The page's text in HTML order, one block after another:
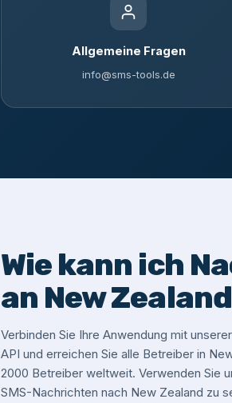
Allgemeine Fragen
info@sms-tools.de
Wie kann ich
an New
Verbinden Sie Ihre Anwendung mit
API und erreichen Sie alle Betreiber in
2000 Betreiber weltweit. Verwenden Sie
SMS-Nachrichten nach New Zealand zu